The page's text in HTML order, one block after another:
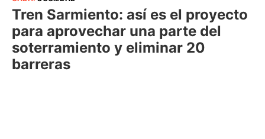
Tren Sarmiento: así es el proyecto
para aprovechar una parte del
soterramiento y eliminar 20
barreras